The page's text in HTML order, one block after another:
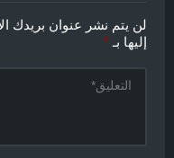
لن يتم نشر عنوان بريدك
إليها بـ *